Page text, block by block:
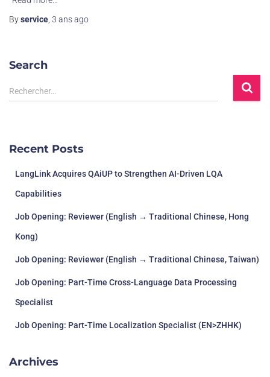
Byservice 3 ansago
Search
Rechercher…
Recent Posts
LangLink Acquires QAiUP to Strengthen AI-Driven LQA
Capabilities
Job Opening: Reviewer (English → Traditional Chinese, Hong
Kong)
Job Opening: Reviewer (English → Traditional Chinese, Taiwan)
Job Opening: Part-Time Cross-Language Data Processing
Specialist
Job Opening: Part-Time Localization Specialist (EN>ZHHK)
Archives